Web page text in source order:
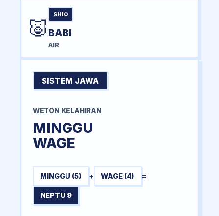
🐷
SHIO
BABI
AIR
SISTEM JAWA
WETON KELAHIRAN
MINGGU
WAGE
MINGGU (5) + WAGE (4) =
NEPTU 9